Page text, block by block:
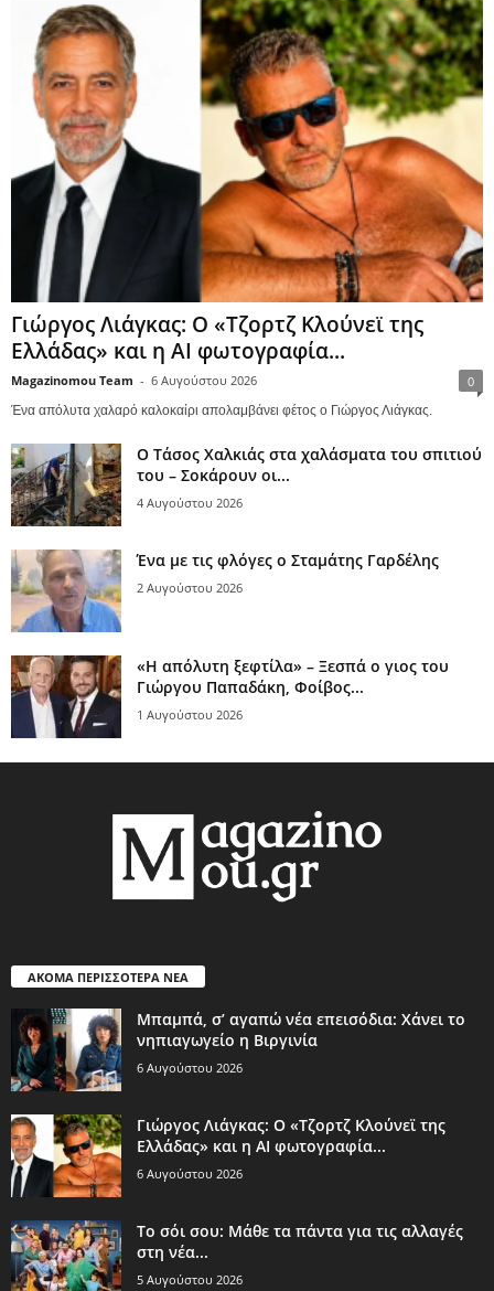
Γιώργος Λιάγκας: Ο «Τζορτζ Κλούνεϊ της
Ελλάδας» και η AI φωτογραφία...
Magazinomou Team - 6 Αυγούστου 2026 0
Ένα απόλυτα χαλαρό καλοκαίρι απολαμβάνει φέτος ο Γιώργος Λιάγκας.
Ο Τάσος Χαλκιάς στα χαλάσματα του σπιτιού
του – Σοκάρουν οι...
4 Αυγούστου 2026
Ένα με τις φλόγες ο Σταμάτης Γαρδέλης
2 Αυγούστου 2026
«Η απόλυτη ξεφτίλα» – Ξεσπά ο γιος του
Γιώργου Παπαδάκη, Φοίβος...
1 Αυγούστου 2026
ΑΚΟΜΑ ΠΕΡΙΣΣΟΤΕΡΑ ΝΕΑ
Μπαμπά, σ’ αγαπώ νέα επεισόδια: Χάνει το
νηπιαγωγείο η Βιργινία
6 Αυγούστου 2026
Γιώργος Λιάγκας: Ο «Τζορτζ Κλούνεϊ της
Ελλάδας» και η AI φωτογραφία...
6 Αυγούστου 2026
Το σόι σου: Μάθε τα πάντα για τις αλλαγές
στη νέα...
5 Αυγούστου 2026